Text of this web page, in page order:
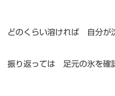
どのくらい溶ければ 自分が
振り返っては 足元の氷を確